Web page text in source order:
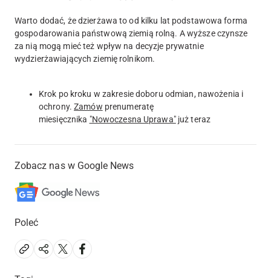
Warto dodać, że dzierżawa to od kilku lat podstawowa forma
gospodarowania państwową ziemią rolną. A wyższe czynsze
za nią mogą mieć też wpływ na decyzje prywatnie
wydzierżawiających ziemię rolnikom.
Krok po kroku w zakresie doboru odmian, nawożenia i
ochrony.Zamów prenumeratę
miesięcznika "Nowoczesna Uprawa"już teraz
Zobacz nas w Google News
Poleć